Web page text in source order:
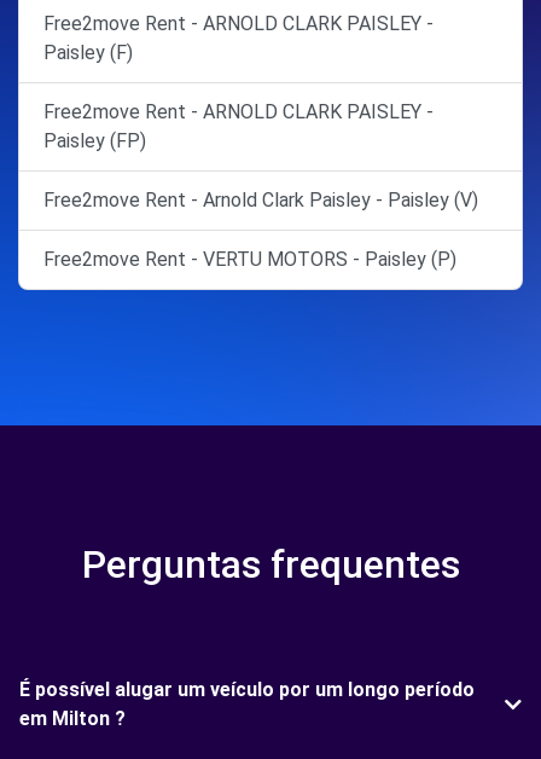
Free2move Rent - ARNOLD CLARK PAISLEY -
Paisley (F)
Free2move Rent - ARNOLD CLARK PAISLEY -
Paisley (FP)
Free2move Rent - Arnold Clark Paisley - Paisley (V)
Free2move Rent - VERTU MOTORS - Paisley (P)
Perguntas frequentes
É possível alugar um veículo por um longo período
em Milton ?